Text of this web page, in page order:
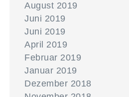
August 2019
Juni 2019
Juni 2019
April 2019
Februar 2019
Januar 2019
Dezember 2018